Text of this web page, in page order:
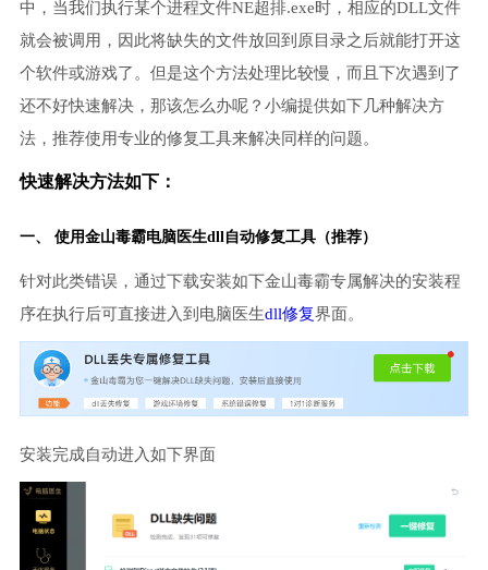
中，当我们执行某个进程文件NE超排.exe时，相应的DLL文件
就会被调用，因此将缺失的文件放回到原目录之后就能打开这
个软件或游戏了。但是这个方法处理比较慢，而且下次遇到了
还不好快速解决，那该怎么办呢？小编提供如下几种解决方
法，推荐使用专业的修复工具来解决同样的问题。
快速解决方法如下：
一、 使用金山毒霸电脑医生dll自动修复工具（推荐）
针对此类错误，通过下载安装如下金山毒霸专属解决的安装程
序在执行后可直接进入到电脑医生dll修复界面。
安装完成自动进入如下界面